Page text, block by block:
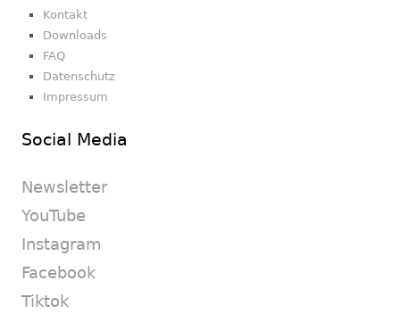
Kontakt
Downloads
FAQ
Datenschutz
Impressum
Social Media
Newsletter
YouTube
Instagram
Facebook
Tiktok